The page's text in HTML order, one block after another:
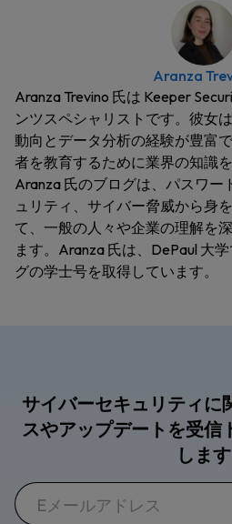
Aranza
Aranza Trevino 氏は Keeper
ンツスペシャリストです。彼女
動向とデータ分析の経験が豊富
者を教育するために業界の知識
Aranza 氏のブログは、パスワー
ュリティ、サイバー脅威から身
て、一般の人々や企業の理解を
ます。Aranza 氏は、DePaul 大
グの学士号を取得しています。
サイバーセキュリティに
スやアップデートを受信
します